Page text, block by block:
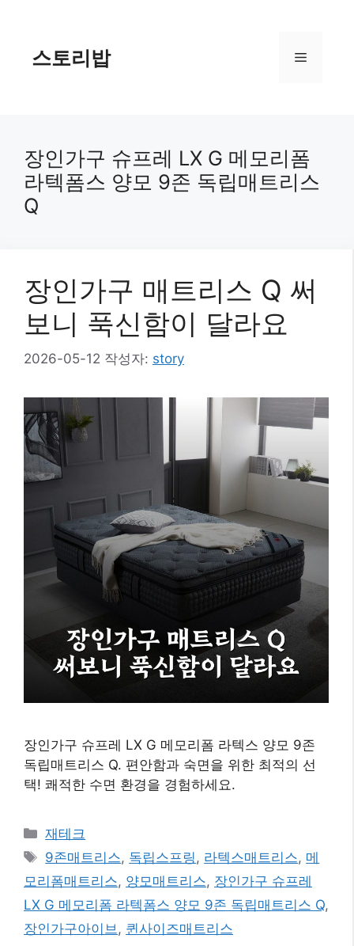
스토리밥 메
장인가구 슈프레 LX G 메모리폼
라텍폼스 양모 9존 독립매트리스
Q
장인가구 매트리스 Q 써
보니 푹신함이 달라요
2026-05-12 작성자: story
장인가구 슈프레 LX G 메모리폼 라텍스 양모 9존
독립매트리스 Q. 편안함과 숙면을 위한 최적의 선
택! 쾌적한 수면 환경을 경험하세요.
카
테
리
재테크
태
그
9존매트리스, 독립스프링 , 라텍스매트리스, 메
모리폼매트리스, 양모매트리스, 장인가구 슈프레
LX G 메모리폼 라텍폼스 양모 9존 독립매트리스 Q,
장인가구아이브 , 퀸사이즈매트리스